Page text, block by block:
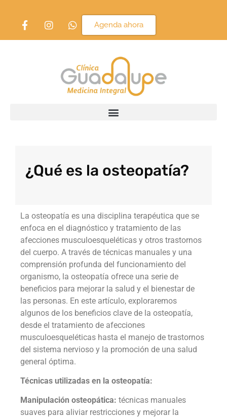
Agenda ahora
¿Qué es la osteopatía?
La osteopatía es una disciplina terapéutica que se
enfoca en el diagnóstico y tratamiento de las
afecciones musculoesqueléticas y otros trastornos
del cuerpo. A través de técnicas manuales y una
comprensión profunda del funcionamiento del
organismo, la osteopatía ofrece una serie de
beneficios para mejorar la salud y el bienestar de
las personas. En este artículo, exploraremos
algunos de los beneficios clave de la osteopatía,
desde el tratamiento de afecciones
musculoesqueléticas hasta el manejo de trastornos
del sistema nervioso y la promoción de una salud
general óptima.
Técnicas utilizadas en la osteopatía:
Manipulación osteopática: técnicas manuales
suaves para aliviar restricciones y mejorar la